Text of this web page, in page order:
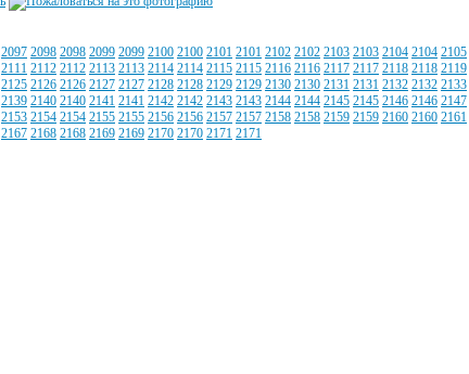
2097 2098 2098 2099 2099 2100 2100 2101 2101 2102 2102 2103 2103 2104 2104 2105
2111 2112 2112 2113 2113 2114 2114 2115 2115 2116 2116 2117 2117 2118 2118 2119
2125 2126 2126 2127 2127 2128 2128 2129 2129 2130 2130 2131 2131 2132 2132 2133
2139 2140 2140 2141 2141 2142 2142 2143 2143 2144 2144 2145 2145 2146 2146 2147
2153 2154 2154 2155 2155 2156 2156 2157 2157 2158 2158 2159 2159 2160 2160 2161
2167 2168 2168 2169 2169 2170 2170 2171 2171